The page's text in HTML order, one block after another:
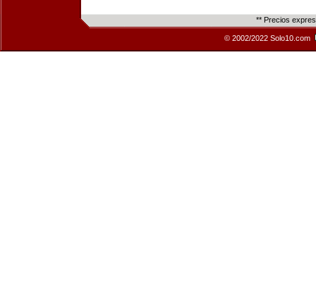
** Precios
© 2002/2022 Solo10.com